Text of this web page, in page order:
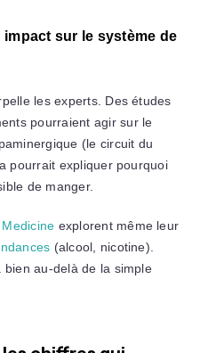
impact sur le système de
les experts. Des études
pourraient agir sur le
(le circuit du
pourrait expliquer pourquoi
de manger.
explorent même leur
(alcool, nicotine).
bien au-delà de la simple